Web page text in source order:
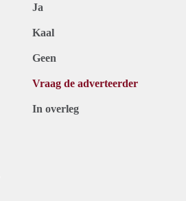
Ja
Kaal
Geen
Vraag de adverteerder
In overleg